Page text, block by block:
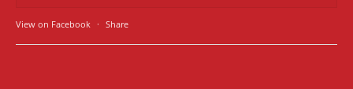
View on Facebook · Share